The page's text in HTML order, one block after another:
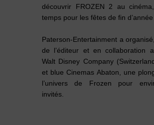
découvrir FROZEN 2 au
temps pour les fêtes de fin d’année
Paterson-Entertainment a
de l’éditeur et en collaboration
Walt Disney Company
et blue Cinemas Abaton, une
l’univers de Frozen pour
invités.